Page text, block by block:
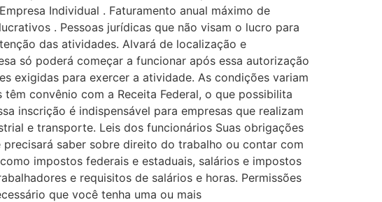
Individual . Faturamento anual máximo de
. Pessoas jurídicas que não visam o lucro para
das atividades. Alvará de localização e
só poderá começar a funcionar após essa autorização
exigidas para exercer a atividade. As condições variam
convênio com a Receita Federal, o que possibilita
inscrição é indispensável para empresas que realizam
e transporte. Leis dos funcionários Suas obrigações
saber sobre direito do trabalho ou contar com
impostos federais e estaduais, salários e impostos
e requisitos de salários e horas. Permissões
que você tenha uma ou mais